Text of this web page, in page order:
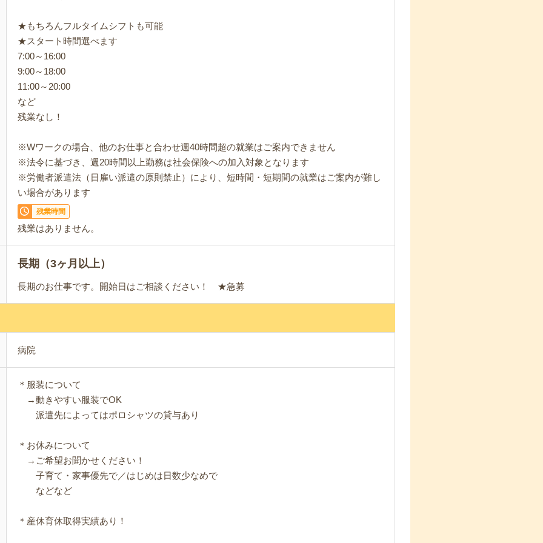
★もちろんフルタイムシフトも可能
★スタート時間選べます
7:00～16:00
9:00～18:00
11:00～20:00
など
残業なし！
※Wワークの場合、他のお仕事と合わせ週40時間超の就業はご案内できません
※法令に基づき、週20時間以上勤務は社会保険への加入対象となります
※労働者派遣法（日雇い派遣の原則禁止）により、短時間・短期間の就業はご案内が難し
い場合があります
残業時間
残業はありません。
長期（3ヶ月以上）
長期のお仕事です。開始日はご相談ください！ ★急募
病院
＊服装について
→動きやすい服装でOK
派遣先によってはポロシャツの貸与あり
＊お休みについて
→ご希望お聞かせください！
子育て・家事優先で／はじめは日数少なめで
などなど
＊産休育休取得実績あり！